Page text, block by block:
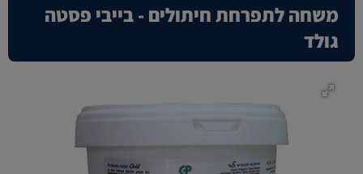
משחה לתפרחת חיתולים - בייבי פסטה
גולד